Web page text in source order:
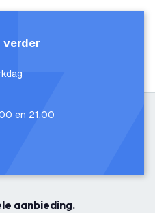
verder
en 21:00
aanbieding.